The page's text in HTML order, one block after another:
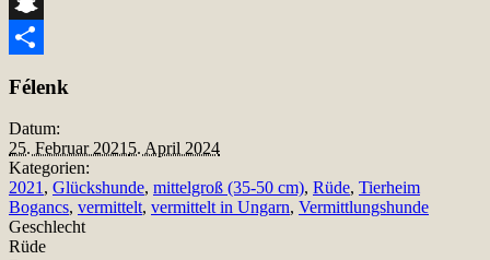
Snapchat
Félenk
Datum:
25. Februar 2021 5. April 2024
Kategorien:
2021 , Glückshunde, mittelgroß (35-50 cm), Rüde, Tierheim
Bogancs, vermittelt, vermittelt in Ungarn, Vermittlungshunde
Geschlecht
Rüde